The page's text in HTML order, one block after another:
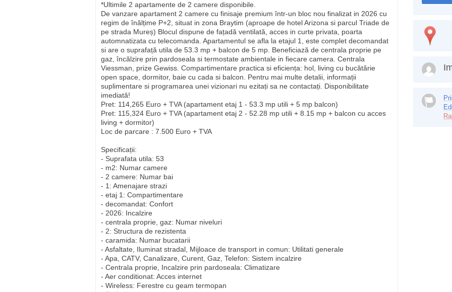
*Ultimile 2 apartamente de 2 camere disponibile.
De vanzare apartament 2 camere cu finisaje premium într-un bloc nou finalizat in 2026 cu
regim de înălțime P+2, situat in zona Braytim (aproape de hotel Arizona si parcul Triade de
pe strada Mureș) Blocul dispune de fațadă ventilată, acces in curte privata, poarta
automnatizata cu telecomanda. Apartamentul se afla la etajul 1, este complet decomandat
si are o suprafață utila de 53.3 mp + balcon de 5 mp. Beneficiază de centrala proprie pe
gaz, încălzire prin pardoseala si termostate ambientale in fiecare camera. Centrala
Viessman, prize Gewiss. Compartimentare practica si eficiența: hol, living cu bucătărie
open space, dormitor, baie cu cada si balcon. Pentru mai multe detalii, informații
suplimentare si programarea unei vizionari nu ezitați sa ne contactați. Disponibilitate
imediată!
Pret: 114,265 Euro + TVA (apartament etaj 1 - 53.3 mp utili + 5 mp balcon)
Pret: 115,324 Euro + TVA (apartament etaj 2 - 52.28 mp utili + 8.15 mp + balcon cu acces
living + dormitor)
Loc de parcare : 7.500 Euro + TVA
Specificații:
- Suprafata utila: 53
- m2: Numar camere
- 2 camere: Numar bai
- 1: Amenajare strazi
- etaj 1: Compartimentare
- decomandat: Confort
- 2026: Incalzire
- centrala proprie, gaz: Numar niveluri
- 2: Structura de rezistenta
- caramida: Numar bucatarii
- Asfaltate, Iluminat stradal, Mijloace de transport in comun: Utilitati generale
- Apa, CATV, Canalizare, Curent, Gaz, Telefon: Sistem incalzire
- Centrala proprie, Incalzire prin pardoseala: Climatizare
- Aer conditionat: Acces internet
- Wireless: Ferestre cu geam termopan